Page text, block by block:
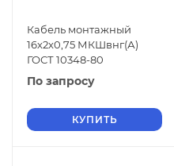
Кабель монтажный
16х2х0,75 МКШвнг(А)
ГОСТ 10348-80
По запросу
КУПИТЬ